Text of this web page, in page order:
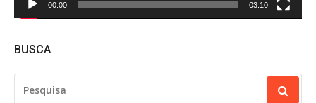
00:00 03:10
BUSCA
POR: